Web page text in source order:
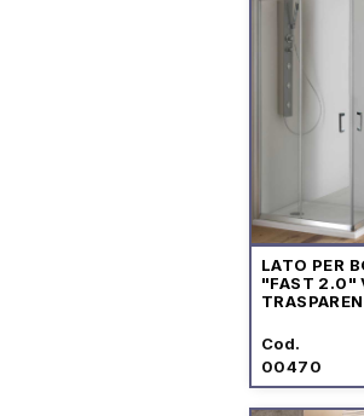
LATO PER
"FAST 2.0"
Cod.
00470